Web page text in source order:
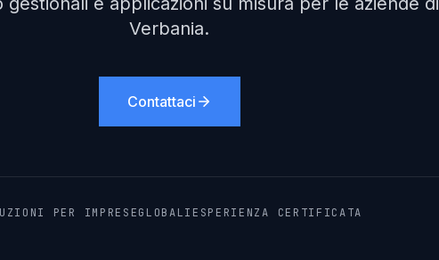
Verbania.
Contattaci
PER IMPRESEGLOBALI ESPERIENZA CERTIFICATA